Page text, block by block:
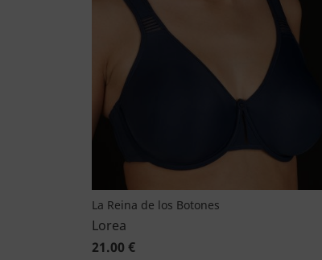
La Reina de los Botones
Lorea
21.00 €